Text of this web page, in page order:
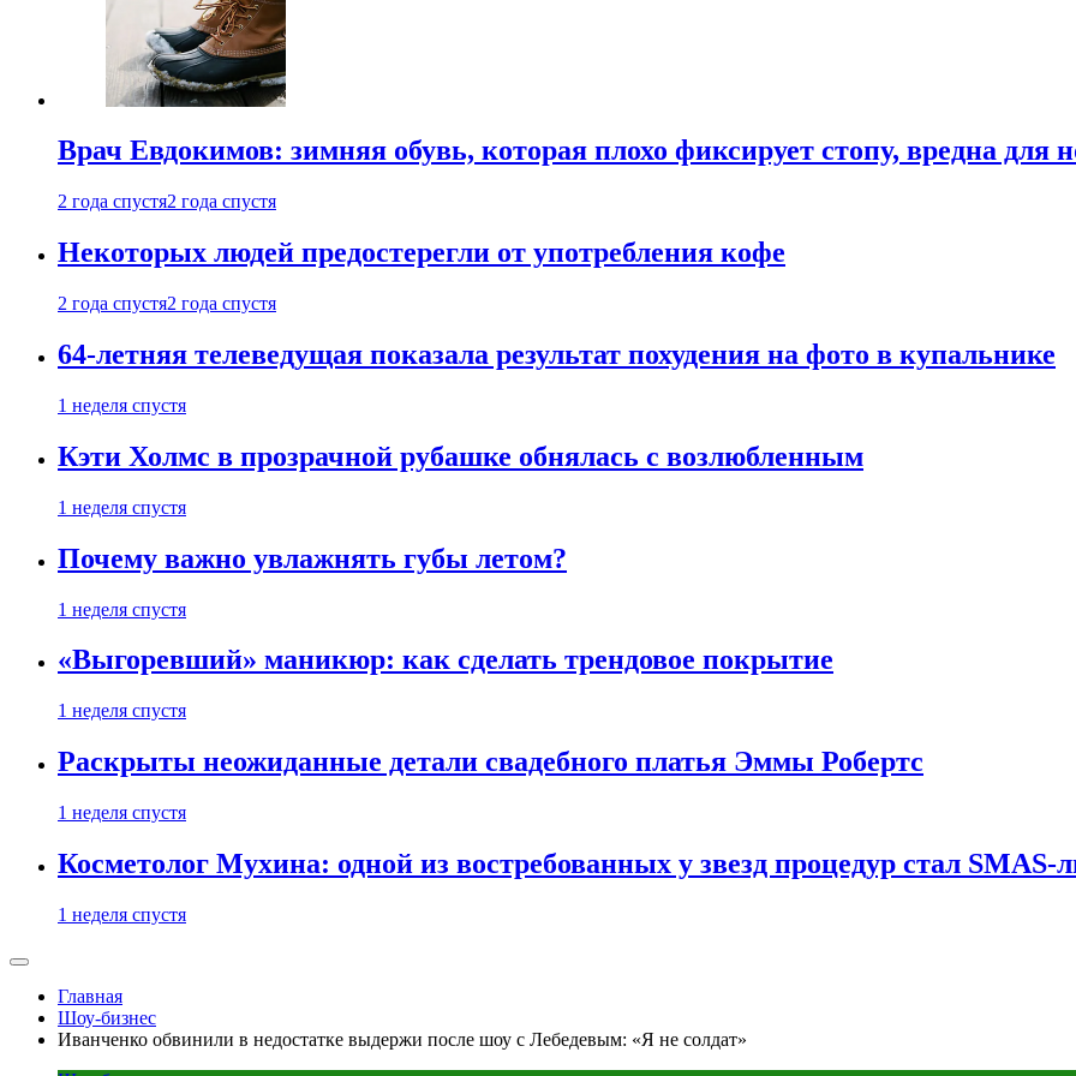
Врач Евдокимов: зимняя обувь, которая плохо фиксирует стопу, вредна для
2 года спустя2 года спустя
Некоторых людей предостерегли от употребления кофе
2 года спустя2 года спустя
64-летняя телеведущая показала результат похудения на фото в купальнике
1 неделя спустя
Кэти Холмс в прозрачной рубашке обнялась с возлюбленным
1 неделя спустя
Почему важно увлажнять губы летом?
1 неделя спустя
«Выгоревший» маникюр: как сделать трендовое покрытие
1 неделя спустя
Раскрыты неожиданные детали свадебного платья Эммы Робертс
1 неделя спустя
Косметолог Мухина: одной из востребованных у звезд процедур стал SMAS-
1 неделя спустя
Главная
Шоу-бизнес
Иванченко обвинили в недостатке выдержи после шоу с Лебедевым: «Я не солдат»